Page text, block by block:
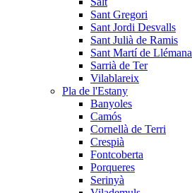
Sant Gregori
Sant Jordi Desvalls
Sant Julià de Ramis
Sant Martí de Llémana
Sarrià de Ter
Vilablareix
Pla de l'Estany
Banyoles
Camós
Cornellà de Terri
Crespià
Fontcoberta
Porqueres
Serinyà